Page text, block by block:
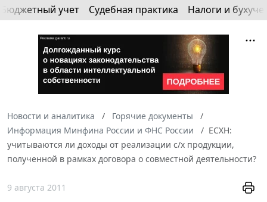
Бюджетный учет Судебная практика Налоги и
Новости и аналитика
Горячие документы
Информация Минфина России и ФНС России
ЕСХН:
учитываются ли доходы от реализации с/х продукции,
полученной в рамках договора о совместной деятельности?
9 августа 2011